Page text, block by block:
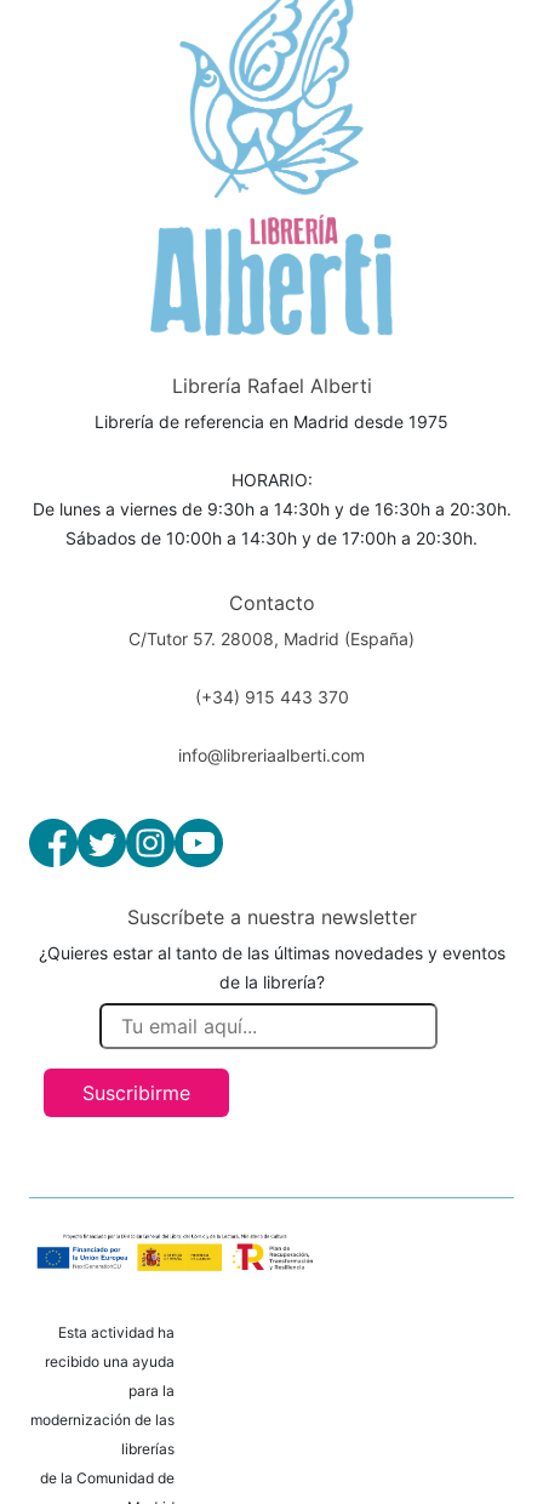
Librería Rafael Alberti
Librería de referencia en Madrid desde 1975
HORARIO:
De lunes a viernes de 9:30h a 14:30h y de 16:30h a 20:30h.
Sábados de 10:00h a 14:30h y de 17:00h a 20:30h.
Contacto
C/Tutor 57. 28008, Madrid (España)
(+34) 915 443 370
info@libreriaalberti.com
Suscríbete a nuestra newsletter
¿Quieres estar al tanto de las últimas novedades y eventos
de la librería?
Suscribirme
Esta actividad ha
recibido una ayuda
para la
modernización de las
librerías
de la Comunidad de